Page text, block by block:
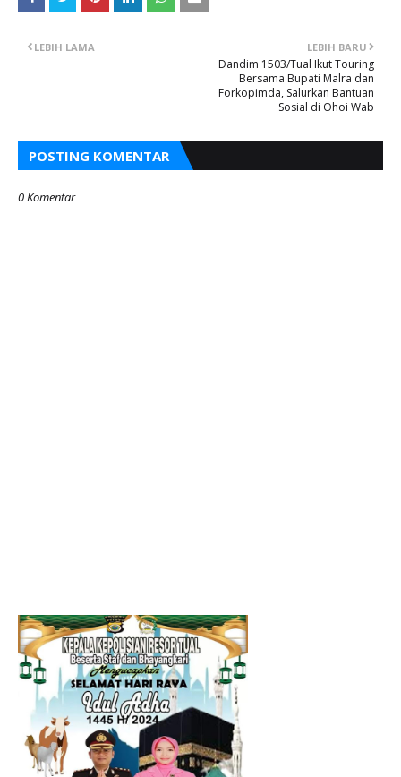
LEBIH BARU
Dandim 1503/Tual Ikut Touring
Bersama Bupati Malra dan
Forkopimda, Salurkan Bantuan
Sosial di Ohoi Wab
LEBIH LAMA
POSTING KOMENTAR
0 Komentar